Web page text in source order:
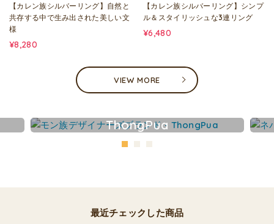
【カレン族シルバーリング】自然と
共存する中で生み出された美しい文
様
¥8,280
【カレン族シルバーリング】シンプ
ル＆スタイリッシュな3連リング
¥6,480
VIEW MORE
ThongPua
最近チェックした商品